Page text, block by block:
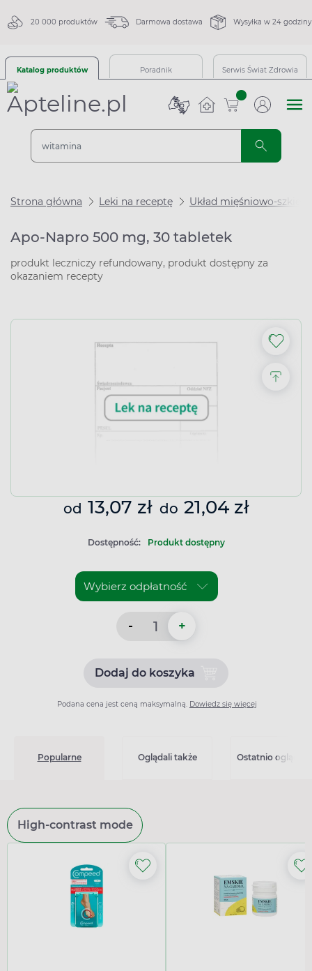
20 000 produktów Darmowa dostawa Wysyłka w 24 godziny
Katalog produktów Poradnik Serwis Świat Zdrowia
sztuk
Strona główna Leki na receptę Układ mięśniowo-
Apo-Napro 500 mg, 30 tabletek
produkt leczniczy refundowany, produkt dostępny za
okazaniem recepty
od 13,07 zł do 21,04 zł
Dostępność: Produkt dostępny
- +
Dodaj do koszykaDodaj do koszyka Apo-
Podana cena jest ceną maksymalną. Dowiedz się więcej
Popularne Oglądali także Ostatnio
High-contrast mode